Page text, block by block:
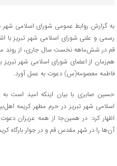
به گزارش روابط عمومی شورای اسلامی
قم در شش‌ماهه نخست سال جاری، از روند
هم‌زمان از اعضای شورای اسلامی شهر
فاطمه معصومه(س) دعوت به عمل آورد.
حسین صابری با بیان اینکه امید است به
اسلامی شهر تبریز در حرم مطهر کریمه
اظهار کرد: در همین‌جا از همه عزیزان
آن‌ها را در شهر مقدس قم و در جوار بارگاه